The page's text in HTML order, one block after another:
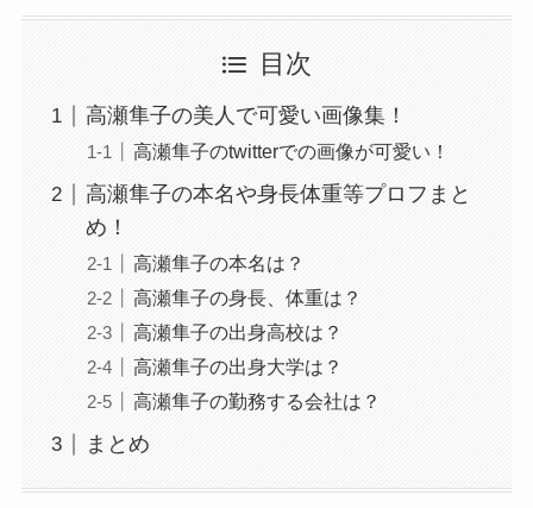
目次
高瀬隼子の美人で可愛い画像集！
高瀬隼子のtwitterでの画像が可愛い！
高瀬隼子の本名や身長体重等プロフまと
め！
高瀬隼子の本名は？
高瀬隼子の身長、体重は？
高瀬隼子の出身高校は？
高瀬隼子の出身大学は？
高瀬隼子の勤務する会社は？
まとめ